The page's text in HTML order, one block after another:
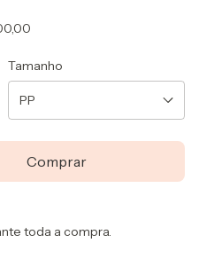
Tamanho
toda a compra.